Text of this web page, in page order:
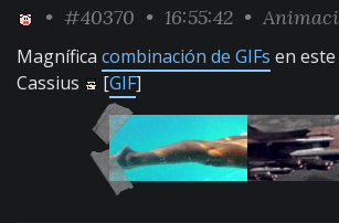
• #40370 • 16:55:42 •
Magnífica combinación de GIFs en
Cassius
[GIF]